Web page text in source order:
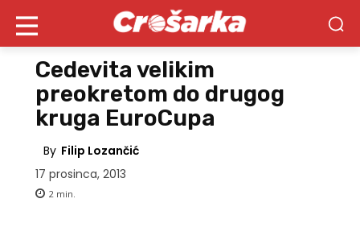
Cedevita velikim
preokretom do drugog
kruga EuroCupa
By Filip Lozančić
17 prosinca, 2013
2 min.